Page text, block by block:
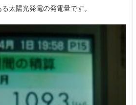
太陽光発電の発電量です。